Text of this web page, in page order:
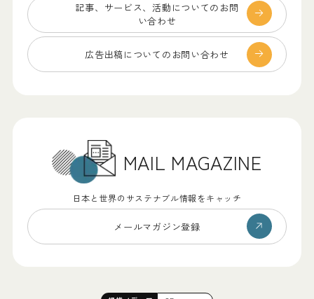
記事、サービス、 活動についてのお問
い合わせ
広告出稿についての お問い合わせ
MAIL MAGAZINE
日本と世界のサステナブル情報をキャッチ
メールマガジン登録